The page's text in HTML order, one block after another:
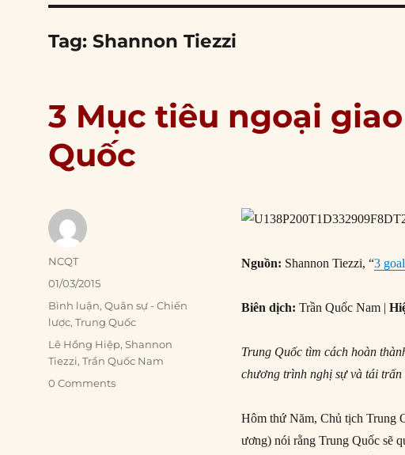
Tag:Shannon Tiezzi
3 Mục tiêu ngoại
Quốc
Nguồn: Shannon Tiezzi, “3
Biên dịch: Trần Quốc Nam |
Trung Quốc tìm cách hoàn
chương trình nghị sự và tái trấn
Hôm thứ Năm, Chủ tịch Trung
ương) nói rằng Trung Quốc sẽ
Author
NCQT
Posted
on
01/03/2015
Categories
Bình luận,Quân sự - Chiến
lược,Trung Quốc
Tags
Lê Hồng Hiệp,Shannon
Tiezzi,Trần Quốc Nam
0 Comments